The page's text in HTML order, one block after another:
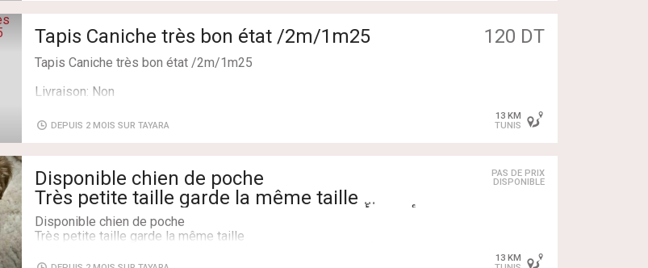
Tapis Caniche très bon état /2m/1m25 120 DT
Tapis Caniche très bon état /2m/1m25
Livraison: Non
DEPUIS 2 MOIS SUR TAYARA
13 KM
TUNIS
Disponible chien de poche
Très petite taille garde la même taille
عالم الأقزام أصغر الاحجام متوفر إناث و ذكور و التوصيل
كامل تراب الجمهورية التونسية
PAS DE PRIX
DISPONIBLE
Disponible chien de poche
Très petite taille garde la même taille
13 KM